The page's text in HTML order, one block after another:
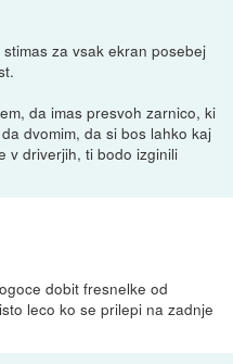
za vsak ekran posebej
da imas presvoh zarnico, ki
dvomim, da si bos lahko kaj
v driverjih, ti bodo izginili
dobit fresnelke od
leco ko se prilepi na zadnje